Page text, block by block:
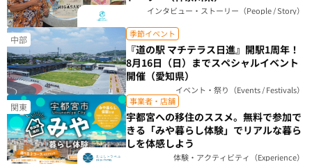
インタビュー・ストーリー（People / Story）
中部 季節イベント
『道の駅 マチテラス日進』開駅1周年！
8月16日（日）までスペシャルイベント
開催（愛知県）
イベント・祭り（Events / Festivals）
関東 事業者・店舗
宇都宮への移住のススメ。無料で参加で
きる「みや暮らし体験」でリアルな暮ら
しを体感しよう
体験・アクティビティ（Experience）